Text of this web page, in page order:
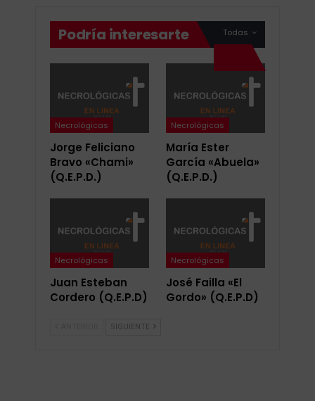
Todas
Podría interesarte
Necrológicas
Jorge Feliciano
Bravo «Chami»
(Q.E.P.D.)
Necrológicas
María Ester
García «Abuela»
(Q.E.P.D.)
Necrológicas
Juan Esteban
Cordero (Q.E.P.D)
Necrológicas
José Failla «El
Gordo» (Q.E.P.D)
SIGUIENTE